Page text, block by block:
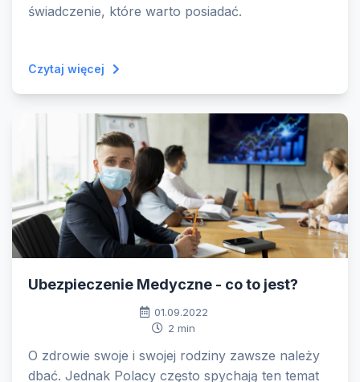
świadczenie, które warto posiadać.
Czytaj więcej
Ubezpieczenie Medyczne - co to jest?
01.09.2022
2 min
O zdrowie swoje i swojej rodziny zawsze należy
dbać. Jednak Polacy często spychają ten temat